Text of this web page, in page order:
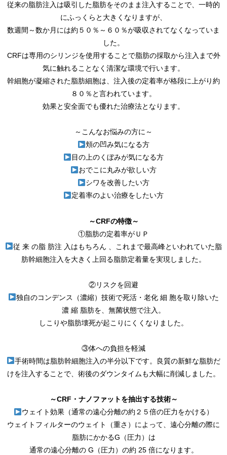
従来の脂肪注入は吸引した脂肪をそのまま注入することで、一時的
にふっくらと大きくなりますが、
数週間～数か月には約５０％～６０％が吸収されてなくなっていま
した。
CRFは専用のシリンジを使用することで脂肪の採取から注入まで外
気に触れることなく清潔な環境で行います。
幹細胞が凝縮された脂肪細胞は、注入後の定着率が格段に上がり約
８０％と言われています。
効果と安全面でも優れた治療法となります。
～こんなお悩みの方に～
頬の凹み気になる方
目の上のくぼみが気になる方
おでこに丸みが欲しい方
シワを改善したい方
定着率のよい治療をしたい方
～CRFの特徴～
①脂肪の定着率がＵＰ
従 来 の脂 肪注 入はもちろん 、これまで最高峰といわれていた脂
肪幹細胞注入を大きく上回る脂肪定着量を実現しました。
②リスクを回避
独自のコンデンス（濃縮）技術で死活・老化 細 胞を取り除いた
濃 縮 脂肪を、無菌状態で注入。
しこりや脂肪壊死が起こりにくくなりました。
③体への負担を軽減
手術時間は脂肪幹細胞注入の半分以下です。良質の新鮮な脂肪だ
けを注入することで、術後のダウンタイムも大幅に削減しました。
～CRF・ナノファットを抽出する技術～
ウェイト効果（通常の遠心分離の約２５倍の圧力をかける）
ウェイトフィルターのウェイト（重さ）によって、遠心分離の際に
脂肪にかかるG（圧力）は
通常の遠心分離の G（圧力）の約 25 倍になります。